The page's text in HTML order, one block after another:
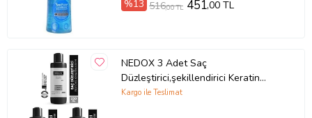
%13 516,00 TL 451,00 TL
NEDOX 3 Adet Saç
Düzleştirici,şekillendirici Keratin
Botoks Krem 250 ml
Kargo ile Teslimat